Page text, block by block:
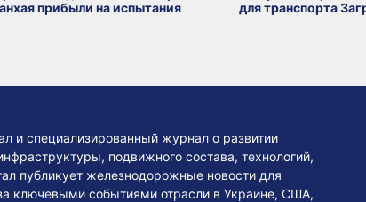
прибыли на испытания
для транспорта
и специализированный журнал о развитии
подвижного состава, технологий,
публикует железнодорожные новости для
ключевыми событиями отрасли в Украине, США,